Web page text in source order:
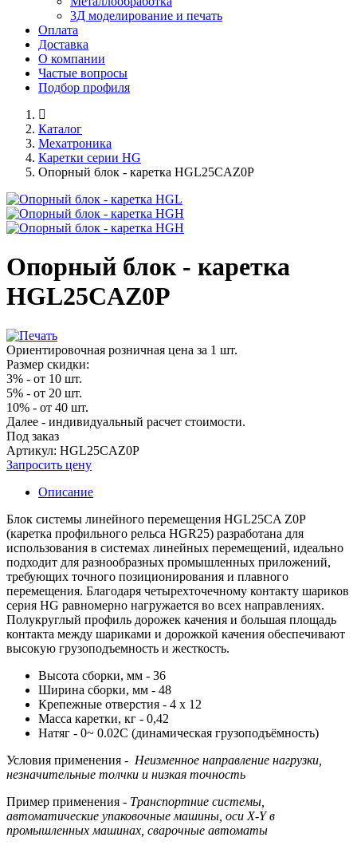
3Д моделирование и печать
Оплата
Доставка
О компании
Частые вопросы
Подбор профиля
Каталог
Мехатроника
Каретки серии HG
Опорный блок - каретка HGL25CAZ0P
Опорный блок - каретка
HGL25CAZ0P
Ориентировочная розничная цена за 1 шт.
Размер скидки:
3% - от 10 шт.
5% - от 20 шт.
10% - от 40 шт.
Далее - индивидуальный расчет стоимости.
Под заказ
Артикул: HGL25CAZ0P
Запросить цену
Описание
Блок системы линейного перемещения HGL25CA Z0P
(каретка профильного рельса HGR25) разработана для
использования в системах линейных перемещений, идеально
подходит для разнообразных промышленных приложений,
требующих точного позиционирования и плавного
перемещения. Благодаря четырехточечному контакту шариков
серия HG равномерно нагружается во всех направлениях.
Полукруглый профиль дорожек качения и большая площадь
контакта между шариками и дорожкой качения обеспечивают
высокую грузоподъемность и жесткость.
Высота сборки, мм - 36
Ширина сборки, мм - 48
Крепежные отверстия - 4 х 12
Масса каретки, кг - 0,42
Натяг - 0~ 0.02C (динамическая грузоподъёмность)
Условия применения - Неизменное направление нагрузки,
незначительные толчки и низкая точность
Пример применения - Транспортние системы,
автоматические упаковочные машины, оси X-Y в
промышленных машинах, сварочные автоматы